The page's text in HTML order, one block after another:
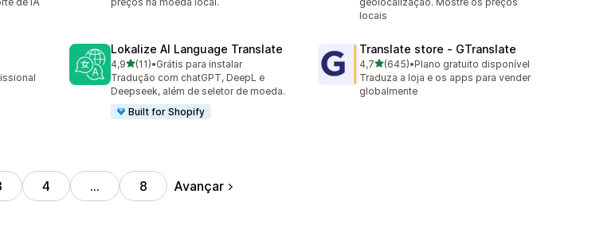
locais
Lokalize AI Language Translate
4,9de 5 estrelas
(11)
11 avaliações ao todo
•Grátis para instalar
Tradução com chatGPT, DeepL e
Deepseek, além de seletor de moeda.
Built for Shopify
Translate store ‑ GTranslate
4,7de 5 estrelas
(645)
645 avaliações ao todo
•Plano gratuito disponível
Traduza a loja e os apps para vender
globalmente
4 … 8 Avançar